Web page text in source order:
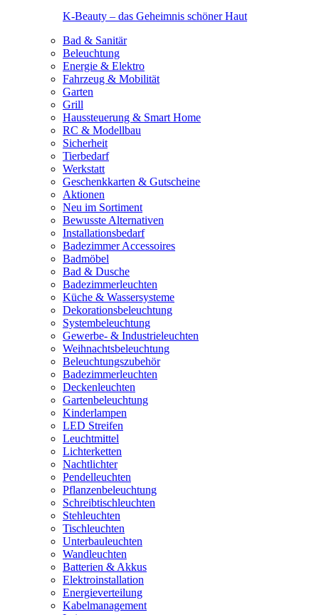
K-Beauty – das Geheimnis schöner Haut
Bad & Sanitär
Beleuchtung
Energie & Elektro
Fahrzeug & Mobilität
Garten
Grill
Haussteuerung & Smart Home
RC & Modellbau
Sicherheit
Tierbedarf
Werkstatt
Geschenkkarten & Gutscheine
Aktionen
Neu im Sortiment
Bewusste Alternativen
Installationsbedarf
Badezimmer Accessoires
Badmöbel
Bad & Dusche
Badezimmerleuchten
Küche & Wassersysteme
Dekorationsbeleuchtung
Systembeleuchtung
Gewerbe- & Industrieleuchten
Weihnachtsbeleuchtung
Beleuchtungszubehör
Badezimmerleuchten
Deckenleuchten
Gartenbeleuchtung
Kinderlampen
LED Streifen
Leuchtmittel
Lichterketten
Nachtlichter
Pendelleuchten
Pflanzenbeleuchtung
Schreibtischleuchten
Stehleuchten
Tischleuchten
Unterbauleuchten
Wandleuchten
Batterien & Akkus
Elektroinstallation
Energieverteilung
Kabelmanagement